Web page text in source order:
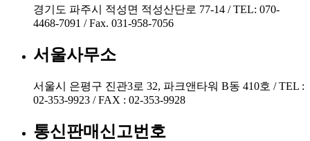
경기도 파주시 적성면 적성산단로 77-14 / TEL: 070-
4468-7091 / Fax. 031-958-7056
서울사무소
서울시 은평구 진관3로 32, 파크앤타워 B동 410호 / TEL :
02-353-9923 / FAX : 02-353-9928
통신판매신고번호